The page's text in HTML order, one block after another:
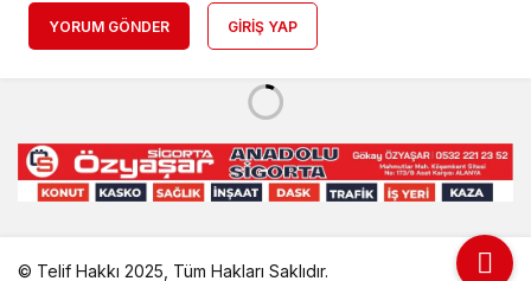
YORUM GÖNDER GIRIŞ YAP
© Telif Hakkı 2025, Tüm Hakları Saklıdır.